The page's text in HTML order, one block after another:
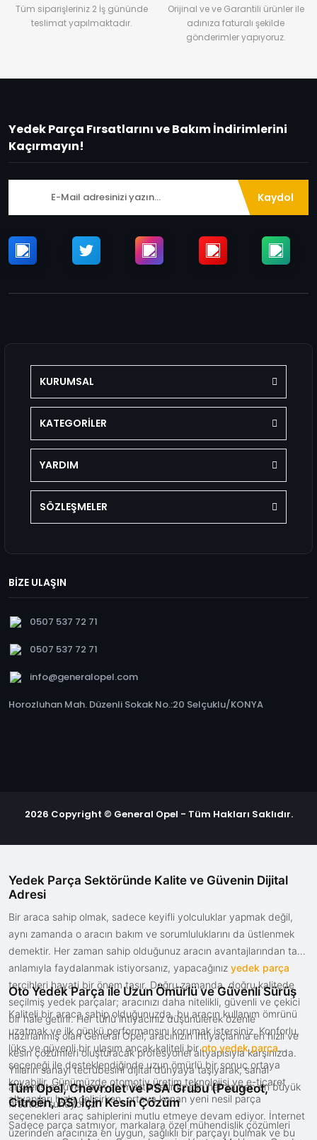
Tüm siparişleriniz 2 İş gününde
teslimat yapılmaktadır.
Orijinal ve ve Garantili ürünler ile
adınıza faturalı şekilde
gönderimler yapıyoruz.
Yedek Parça Fırsatlarını ve Bakım İndirimlerini
Kaçırmayın!
Kaydol
KURUMSAL
KATEGORİLER
YARDIM
SÖZLEŞMELER
BİZE ULAŞIN
0507 537 72 71
0507 537 72 71
info@generalopel.com
Horozluhan Mah. Düzenli Sokak No.:20 Selçuklu/KONYA
2026 Copyright © General Opel - Tüm Hakları Saklıdır.
Yedek Parça Sektöründe Kalite ve Güvenin Dijital
Adresi
Bir araca sahip olmak, sadece keyifli yolculuklar yapmak değil,
aynı zamanda o aracın bakım ve sorumluluklarını da üstlenmek
demektir. Her zaman sahip olduğunuz aracın avantajlarından tam
anlamıyla faydalanmak istiyorsanız, yapacağınız yedek parça
tercihleri hayati bir önem taşır. Doğru zamanda, doğru kalitede
seçilmiş yedek parçalar; aracınızı daha nitelikli, güvenli ve çekici
bir hale getirir. Her türlü ihtiyacınız düşünülerek özenle
hazırlanmış olan General Opel, aracınızın ihtiyaçlarına en hızlı ve
kesin çözümleri oluşturacak profesyonel altyapısıyla karşınızda.
Yılların sanayi tecrübesini dijital dünyaya taşıyarak, sanal
alışverişte güven arayan müşterilerimiz için her zaman en büyük
fırsatları sunuyoruz.
Oto Yedek Parça ile Uzun Ömürlü ve Güvenli Sürüş
Kaliteli bir araca sahip olduğunuzda, bu aracın kullanım ömrünü
uzatmak ve ilk günkü performansını korumak istersiniz. Konforlu,
lüks ve güvenli bir ulaşım ancak kaliteli biroto yedek parça
seçeneği ile desteklendiğinde uzun ömürlü bir sonuç ortaya
koyabilir. Günümüzde otomotiv üretim teknolojisi ve e-ticaret
altyapıları hızla gelişirken, ortaya konan yeni nesil parça
seçenekleri araç sahiplerini mutlu etmeye devam ediyor. İnternet
üzerinden aracınıza en uygun, sağlıklı bir parçayı bulmak ve bu
Tüm Opel, Chevrolet ve PSA Grubu (Peugeot,
Citroën, DS) İçin Kesin Çözüm
Sadece parça satmıyor, markalara özel mühendislik çözümleri